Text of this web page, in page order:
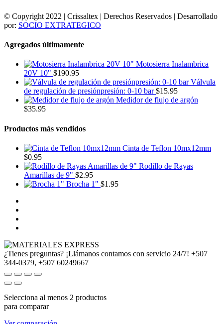
© Copyright 2022 | Crissaltex | Derechos Reservados | Desarrollado
por: SOCIO EXTRATEGICO
Agregados últimamente
Motosierra Inalambrica
20V 10" $190.95
Válvula
de regulación de presiónpresión: 0-10 bar $15.95
Medidor de flujo de argón
$35.95
Productos más vendidos
Cinta de Teflon 10mx12mm
$0.95
Rodillo de Rayas
Amarillas de 9" $2.95
Brocha 1" $1.95
¿Tienes preguntas? ¡Llámanos contamos con servicio 24/7! +507
344-0379, +507 60249667
Selecciona al menos 2 productos
para comparar